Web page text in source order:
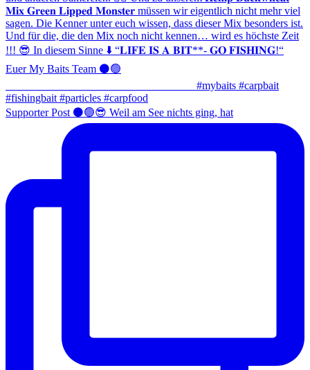
Supporter Post ⚫️🟢😎 Weil am See nichts ging, hat